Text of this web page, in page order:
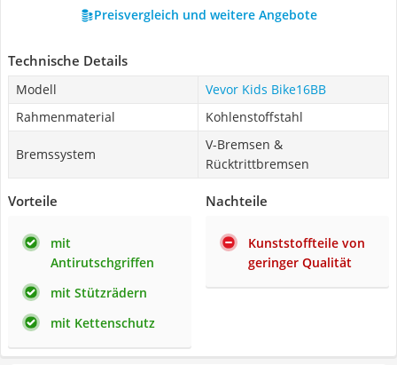
Preisvergleich und weitere Angebote
Technische Details
Modell
Vevor ‎Kids Bike16BB
Rahmenmaterial
Kohlenstoffstahl
Bremssystem
V-Bremsen &
Rücktrittbremsen
Vorteile
mit
Antirutschgriffen
mit Stützrädern
mit Kettenschutz
Nachteile
Kunststoffteile von
geringer Qualität